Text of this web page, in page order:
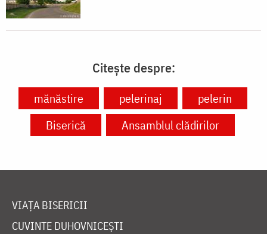
Citește despre:
mănăstire pelerinaj
pelerin
Biserică
Ansamblul clădirilor
VIAȚA BISERICII
CUVINTE DUHOVNICEȘTI